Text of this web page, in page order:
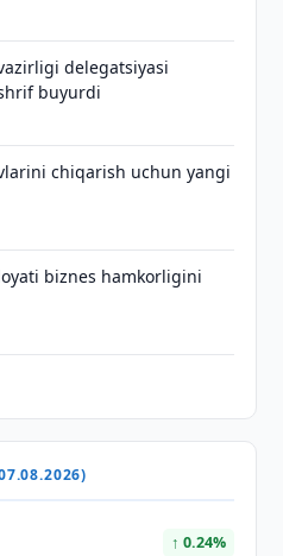
delegatsiyasi
buyurdi
chiqarish uchun yangi
biznes hamkorligini
↑ 0.24%